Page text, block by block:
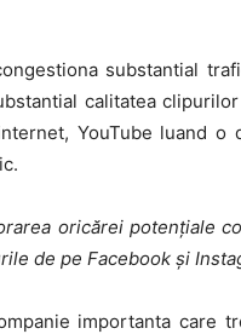
substantial
calitatea
YouTube luand
oricărei potențiale
de pe Facebook și
importanta care